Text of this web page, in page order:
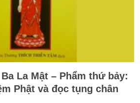
La Mật – Phẩm thứ bảy:
Phật và đọc tụng chân